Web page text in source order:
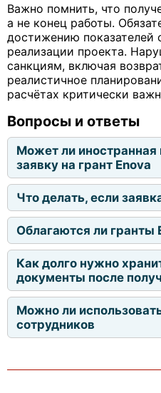
Важно помнить, что
а не конец работы.
достижению показателей
реализации проекта.
санкциям, включая
реалистичное
расчётах критически
Вопросы и ответы
Может ли иностранная
заявку на грант Enova
Что делать, если
Облагаются ли гранты
Как долго нужно
документы после
Можно ли
сотрудников